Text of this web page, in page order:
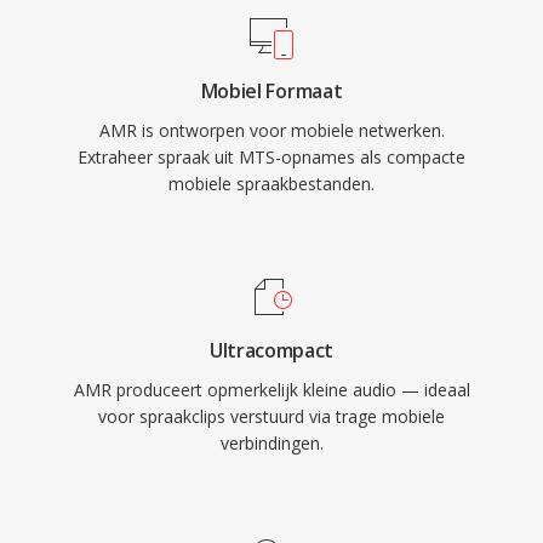
grote videobewerkingsapplicaties en kunnen
direct in bewerkingstijdlijnen worden
geimporteerd, hoewel sommige workflows
bewerkingsgeoptimaliseerde formaten voor
soepelere realtime-prestaties.
ingebouwde spraakactiviteitdetectie en
comfortruisgeneratie, die de transmissie
tijdens stiltes vermindert. Hoewel AMR
ongeschikt is voor muziek vanwege de
beperkte bandbreedte (300-3400 Hz), blinkt het
uit in het leveren van verstaanbare spraak
Mobiel Formaat
AMR is ontworpen voor mobiele netwerken.
Extraheer spraak uit MTS-opnames als compacte
mobiele spraakbestanden.
Ultracompact
AMR produceert opmerkelijk kleine audio — ideaal
voor spraakclips verstuurd via trage mobiele
verbindingen.